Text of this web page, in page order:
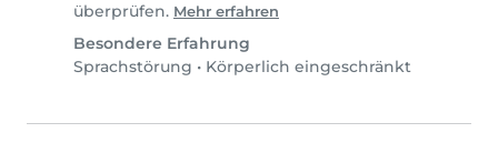
überprüfen. Mehr erfahren
Besondere Erfahrung
Sprachstörung • Körperlich eingeschränkt